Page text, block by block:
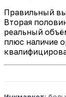
Правильный
Вторая
реальный
плюс наличие